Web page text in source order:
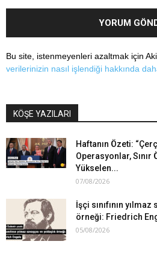
Bu site, istenmeyenleri azaltmak için
verilerinizin nasıl işlendiği hakkında
KÖŞE YAZILARI
Haftanın Özeti:
Operasyonlar, Sınır
Yükselen...
07/08/2026
İşçi sınıfının
örneği: Friedrich
05/08/2026